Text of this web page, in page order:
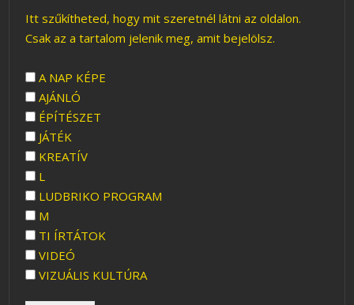
Itt szűkítheted, hogy mit szeretnél látni az oldalon.
Csak az a tartalom jelenik meg, amit bejelölsz.
A NAP KÉPE
AJÁNLÓ
ÉPÍTÉSZET
JÁTÉK
KREATÍV
L
LUDBRIKO PROGRAM
M
TI ÍRTÁTOK
VIDEÓ
VIZUÁLIS KULTÚRA